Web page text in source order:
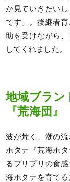
か見ていきたい
です」。後継者
助を受けながら
してくれました。
地域ブラン
『荒海団』
波が荒く、潮の
ホタテ『荒海ホ
るプリプリの食
海ホタテを育て